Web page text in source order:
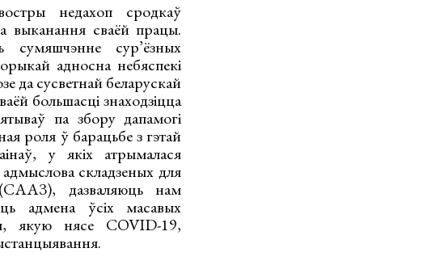
недахоп сродкаў
выканання сваёй працы.
сумяшчэнне сур’ёзных
адносна небяспекі
да сусветнай беларускай
большасці знаходзіцца
па збору дапамогі
роля ў барацьбе з гэтай
у якіх атрымалася
складзеных для
(СААЗ), дазваляюць нам
адмена ўсіх масавых
якую нясе COVID-19,